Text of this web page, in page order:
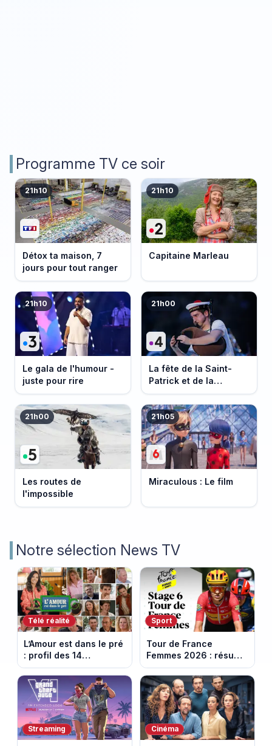
Programme TV ce soir
21h10
Détox ta maison, 7
jours pour tout ranger
21h10
Capitaine Marleau
21h10
Le gala de l'humour -
juste pour rire
21h00
La fête de la Saint-
Patrick et de la
Bretagne
21h00
Les routes de
l'impossible
21h05
Miraculous : Le film
Notre sélection News TV
Télé réalité
L’Amour est dans le pré
: profil des 14
agriculteurs, speed
dating inédit et de
nouvelles histoires
d’amour
Sport
Tour de France
Femmes 2026 : résumé
vidéo de la 6e étape
entre Montbrison et
Tournon-sur-Rhône
Streaming Cinéma